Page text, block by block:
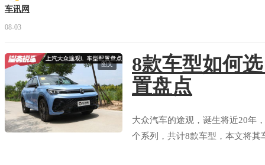
车讯网
08-03
图文
8款车型如何
置盘点
大众汽车的途观，诞生将近20年
个系列，共计8款车型，本文将